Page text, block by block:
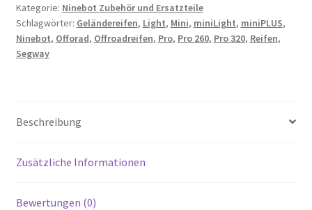
Kategorie: Ninebot Zubehör und Ersatzteile
Schlagwörter: Geländereifen, Light, Mini, miniLight, miniPLUS,
Ninebot, Offorad, Offroadreifen, Pro, Pro 260, Pro 320, Reifen,
Segway
Beschreibung
Zusätzliche Informationen
Bewertungen (0)